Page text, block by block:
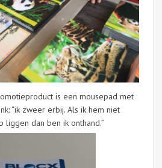
is een mousepad met
“ik zweer erbij. Als ik hem niet
liggen dan ben ik onthand.”